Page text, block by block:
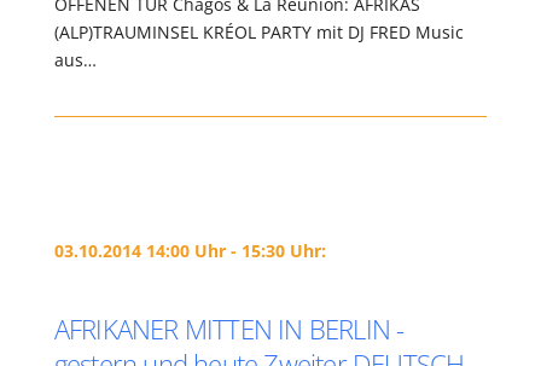
(ALP)TRAUMINSEL KRÉOL PARTY mit DJ FRED Music
aus…
03.10.2014 14:00 Uhr - 15:30 Uhr:
AFRIKANER MITTEN IN BERLIN -